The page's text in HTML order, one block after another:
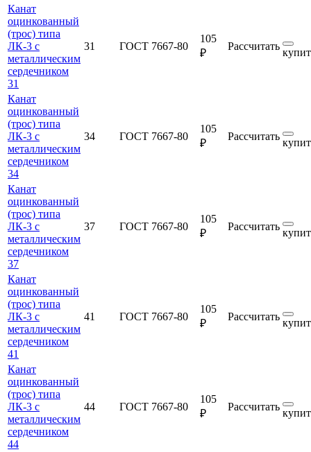
Канат
оцинкованный
(трос) типа
ЛК-3 с
металлическим
сердечником
31
31 ГОСТ 7667-80
105
₽
Рассчитать
Канат
оцинкованный
(трос) типа
ЛК-3 с
металлическим
сердечником
34
34 ГОСТ 7667-80
105
₽
Рассчитать
Канат
оцинкованный
(трос) типа
ЛК-3 с
металлическим
сердечником
37
37 ГОСТ 7667-80
105
₽
Рассчитать
Канат
оцинкованный
(трос) типа
ЛК-3 с
металлическим
сердечником
41
41 ГОСТ 7667-80
105
₽
Рассчитать
Канат
оцинкованный
(трос) типа
ЛК-3 с
металлическим
сердечником
44
44 ГОСТ 7667-80
105
₽
Рассчитать